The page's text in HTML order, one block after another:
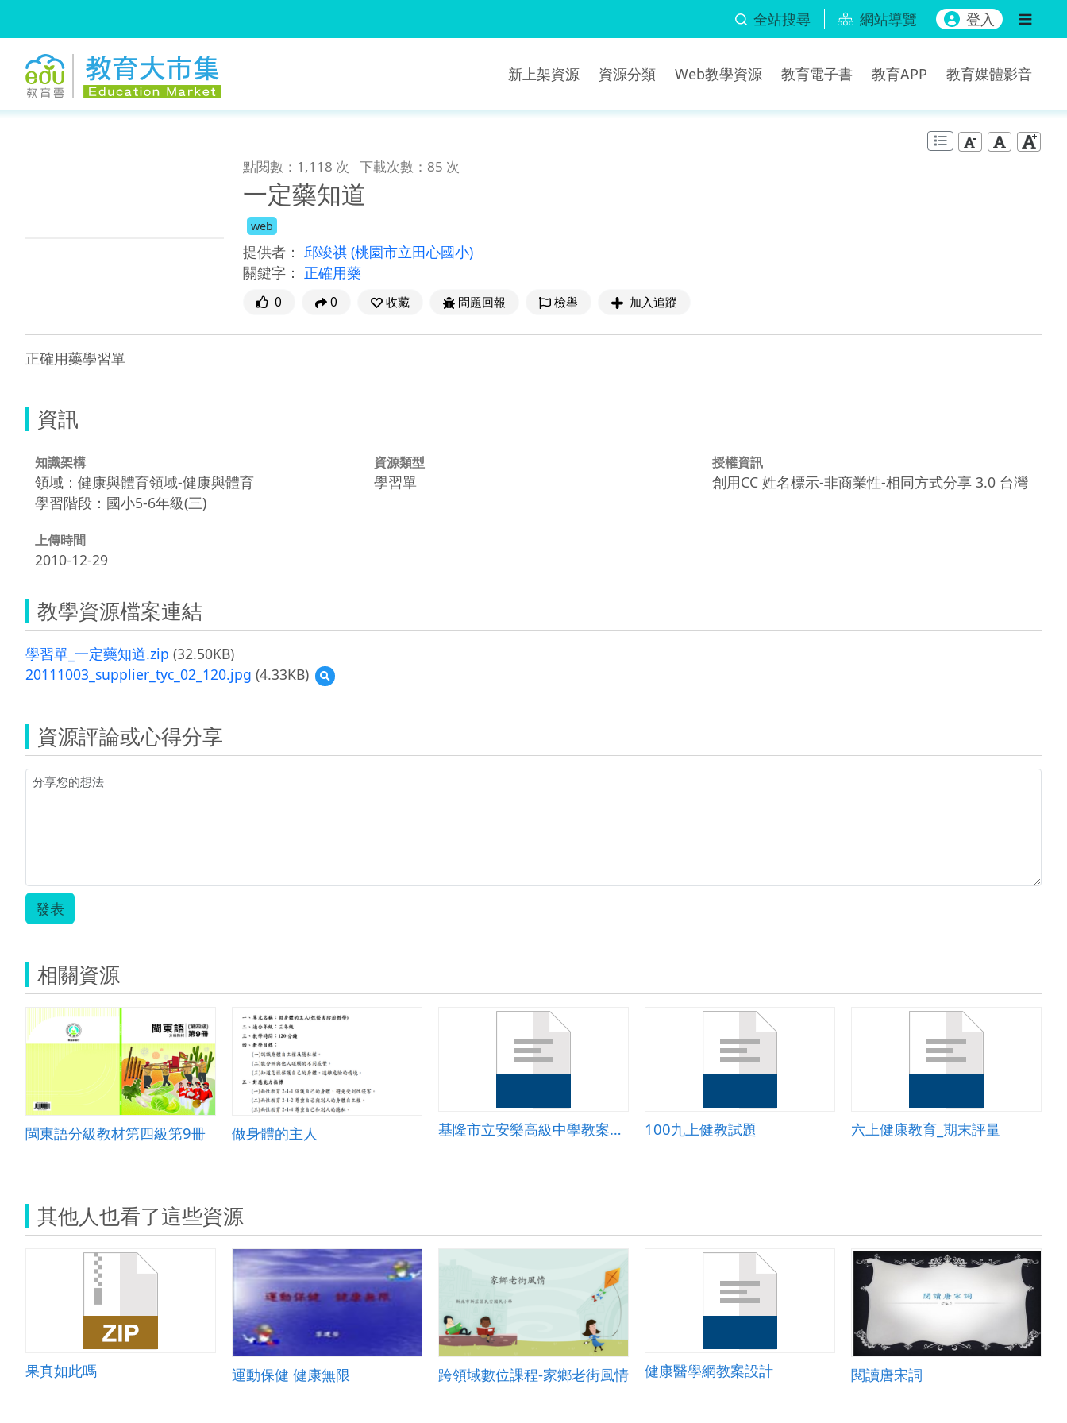
全站搜尋 網站導覽 登入
新上架資源 資源分類 Web教學資源 教育電子書 教育APP 教育媒體影音
點閱數：1,118 次 下載次數：85 次
一定藥知道
web
提供者： 邱竣祺 (桃園市立田心國小)
關鍵字： 正確用藥
0 0 收藏 問題回報 檢舉 加入追蹤
正確用藥學習單
資訊
知識架構
領域：健康與體育領域-健康與體育
學習階段：國小5-6年級(三)
資源類型
學習單
授權資訊
創用CC 姓名標示-非商業性-相同方式分享 3.0 台灣
上傳時間
2010-12-29
教學資源檔案連結
學習單_一定藥知道.zip (32.50KB)
20111003_supplier_tyc_02_120.jpg (4.33KB)
預
覽
資源評論或心得分享
發表
相關資源
閩東語分級教材第四級第9冊 做身體的主人 基隆市立安樂高級中學教案設計(高中部) 100九上健教試題 六上健康教育_期末評量
其他人也看了這些資源
果真如此嗎 運動保健 健康無限 跨領域數位課程-家鄉老街風情 健康醫學網教案設計 閱讀唐宋詞